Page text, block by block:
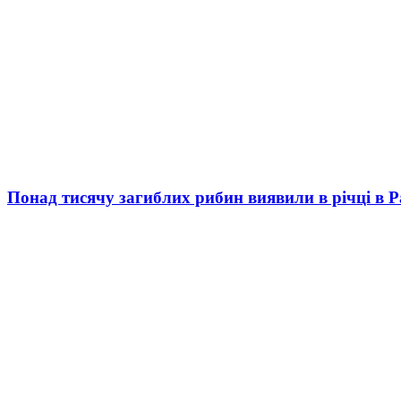
Понад тисячу загиблих рибин виявили в річці в